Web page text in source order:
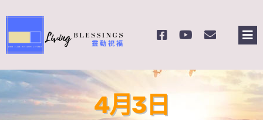
to
content
關於我們 4月3日